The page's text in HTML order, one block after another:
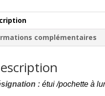
complémentaires
: étui /pochette à